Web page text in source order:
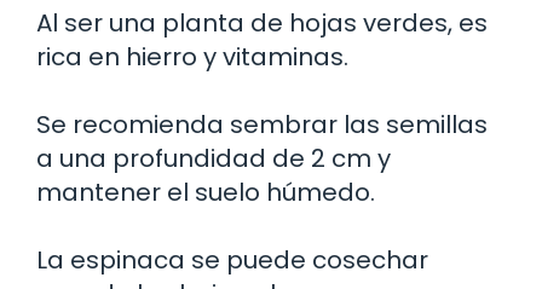
Al ser una planta de hojas verdes, es
rica en hierro y vitaminas.
Se recomienda sembrar las semillas
a una profundidad de 2 cm y
mantener el suelo húmedo.
La espinaca se puede cosechar